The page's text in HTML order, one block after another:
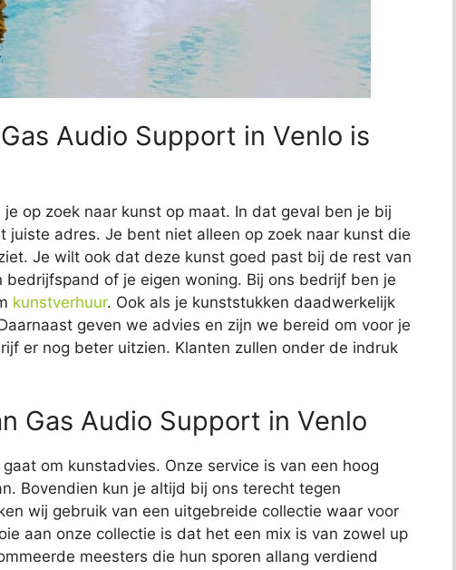
Audio Support in Venlo is
op zoek naar kunst op maat. In dat geval ben je bij
juiste adres. Je bent niet alleen op zoek naar kunst die
Je wilt ook dat deze kunst goed past bij de rest van
of je eigen woning. Bij ons bedrijf ben je
kunstverhuur. Ook als je kunststukken daadwerkelijk
geven we advies en zijn we bereid om voor je
er nog beter uitzien. Klanten zullen onder de indruk
Gas Audio Support in Venlo
om kunstadvies. Onze service is van een hoog
Bovendien kun je altijd bij ons terecht tegen
wij gebruik van een uitgebreide collectie waar voor
aan onze collectie is dat het een mix is van zowel up
meesters die hun sporen allang verdiend